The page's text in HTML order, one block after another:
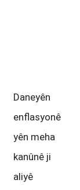
Daneyên
enflasyonê
yên meha
kanûnê ji
aliyê